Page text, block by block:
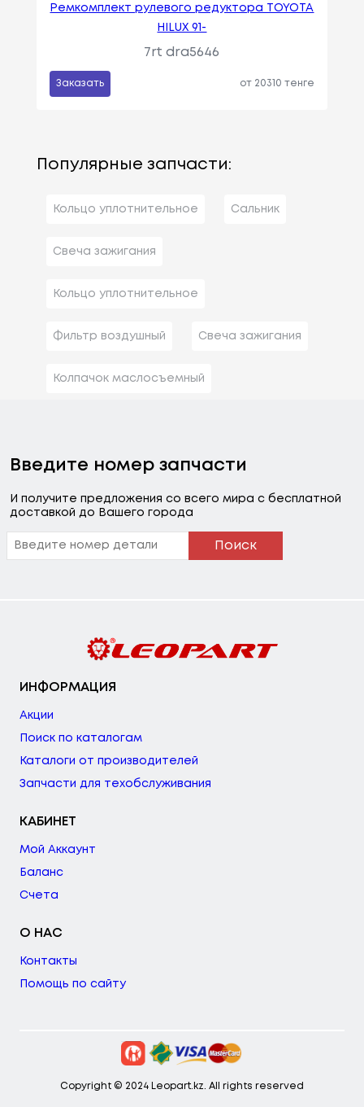
Ремкомплект рулевого редуктора TOYOTA
HILUX 91-
7rt dra5646
Заказать от 20310 тенге
Популярные запчасти:
Кольцо уплотнительное Сальник
Свеча зажигания
Кольцо уплотнительное
Фильтр воздушный Свеча зажигания
Колпачок маслосъемный
Введите номер запчасти
И получите предложения со всего мира с бесплатной
доставкой до Вашего города
Поиск
ИНФОРМАЦИЯ
Акции
Поиск по каталогам
Каталоги от производителей
Запчасти для техобслуживания
КАБИНЕТ
Мой Аккаунт
Баланс
Счета
О НАС
Контакты
Помощь по сайту
Copyright © 2024 Leopart.kz. All rights reserved